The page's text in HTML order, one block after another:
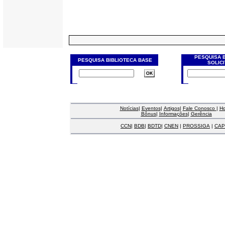
PESQUISA BIBLIOTECA BASE
PESQUISA
Notícias| Eventos| Artigos| Fale Conosco |
Bônus| Informações| Gerência
CCN| BDB| BDTD| CNEN | PROSSIGA |